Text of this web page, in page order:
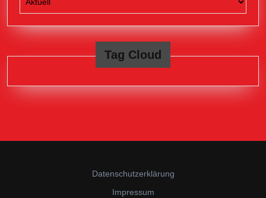
Tag Cloud
Datenschutzerklärung
Impressum